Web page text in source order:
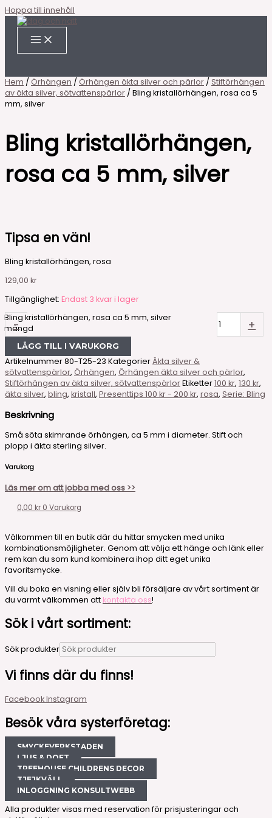
Hoppa till innehåll
Hem / Örhängen / Örhängen äkta silver och pärlor / Stiftörhängen
av äkta silver, sötvattenspärlor / Bling kristallörhängen, rosa ca 5
mm, silver
Bling kristallörhängen,
rosa ca 5 mm, silver
Tipsa en vän!
Bling kristallörhängen, rosa
129,00 kr
Tillgänglighet: Endast 3 kvar i lager
-
Bling kristallörhängen, rosa ca 5 mm, silver
mängd
+
LÄGG TILL I VARUKORG
Artikelnummer80-T25-23 KategorierÄkta silver &
sötvattenspärlor, Örhängen, Örhängen äkta silver och pärlor,
Stiftörhängen av äkta silver, sötvattenspärlorEtiketter100 kr, 130 kr,
äkta silver, bling, kristall, Presenttips 100 kr - 200 kr, rosa, Serie: Bling
Beskrivning
Små söta skimrande örhängen, ca 5 mm i diameter. Stift och
plopp i äkta sterling silver.
Varukorg
Läs mer om att jobba med oss >>
0,00 kr 0 Varukorg
Välkommen till en butik där du hittar smycken med unika
kombinationsmöjligheter. Genom att välja ett hänge och länk eller
rem kan du som kund kombinera ihop ditt eget unika
favoritsmycke.
Vill du boka en visning eller själv bli försäljare av vårt sortiment är
du varmt välkommen att kontakta oss!
Sök i vårt sortiment:
Sök produkter
Vi finns där du finns!
FacebookInstagram
Besök våra systerföretag:
SMYCKEVERKSTADEN
LJUS & DOFT
TREEHOUSE CHILDRENS DECOR
TJEJKVÄLL
INLOGGNING KONSULTWEBB
Alla produkter visas med reservation för prisjusteringar och